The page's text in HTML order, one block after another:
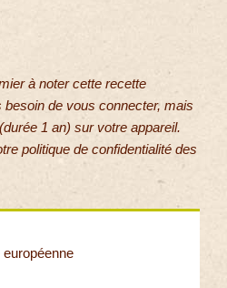
à noter cette recette
de vous connecter, mais
1 an) sur votre appareil.
politique de confidentialité des